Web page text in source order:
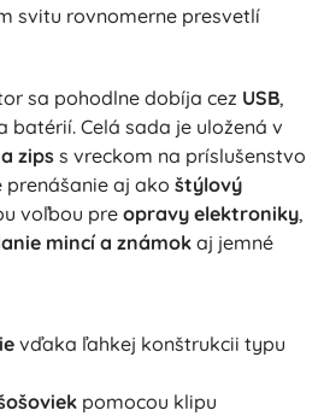
svitu rovnomerne presvetlí
sa pohodlne dobíja cez USB,
Celá sada je uložená v
zips s vreckom na príslušenstvo
prenášanie aj ako štýlový
voľbou pre opravy elektroniky,
mincí a známok aj jemné
vďaka ľahkej konštrukcii typu
pomocou klipu